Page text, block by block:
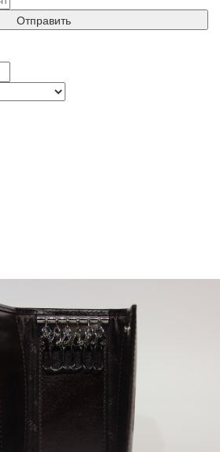
Отправить